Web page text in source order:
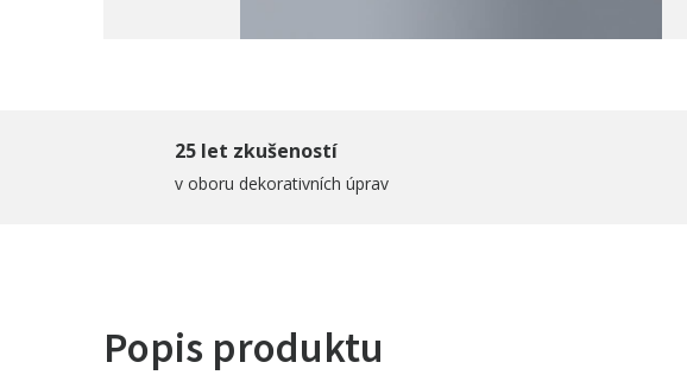
25 let zkušeností
v oboru dekorativních úprav
Popis produktu